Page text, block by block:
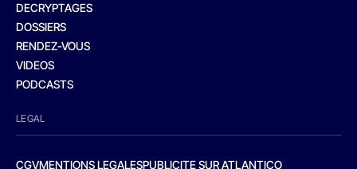
DECRYPTAGES
DOSSIERS
RENDEZ-VOUS
VIDEOS
PODCASTS
LEGAL
CGVMENTIONS LEGALESPUBLICITE SUR ATLANTICO